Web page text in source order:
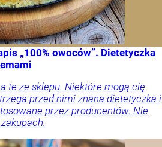
„100% owoców”. Dietetyczka
te ze sklepu. Niektóre mogą cię
przed nimi znana dietetyczka i
przez producentów. Nie